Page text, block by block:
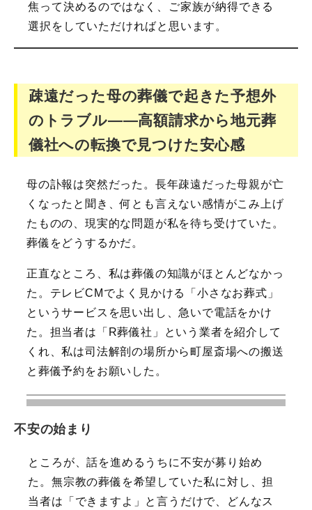
焦って決めるのではなく、ご家族が納得できる
選択をしていただければと思います。
疎遠だった母の葬儀で起きた予想外
のトラブル――高額請求から地元葬
儀社への転換で見つけた安心感
母の訃報は突然だった。長年疎遠だった母親が亡
くなったと聞き、何とも言えない感情がこみ上げ
たものの、現実的な問題が私を待ち受けていた。
葬儀をどうするかだ。
正直なところ、私は葬儀の知識がほとんどなかっ
た。テレビCMでよく見かける「小さなお葬式」
というサービスを思い出し、急いで電話をかけ
た。担当者は「R葬儀社」という業者を紹介して
くれ、私は司法解剖の場所から町屋斎場への搬送
と葬儀予約をお願いした。
不安の始まり
ところが、話を進めるうちに不安が募り始め
た。無宗教の葬儀を希望していた私に対し、担
当者は「できますよ」と言うだけで、どんなス